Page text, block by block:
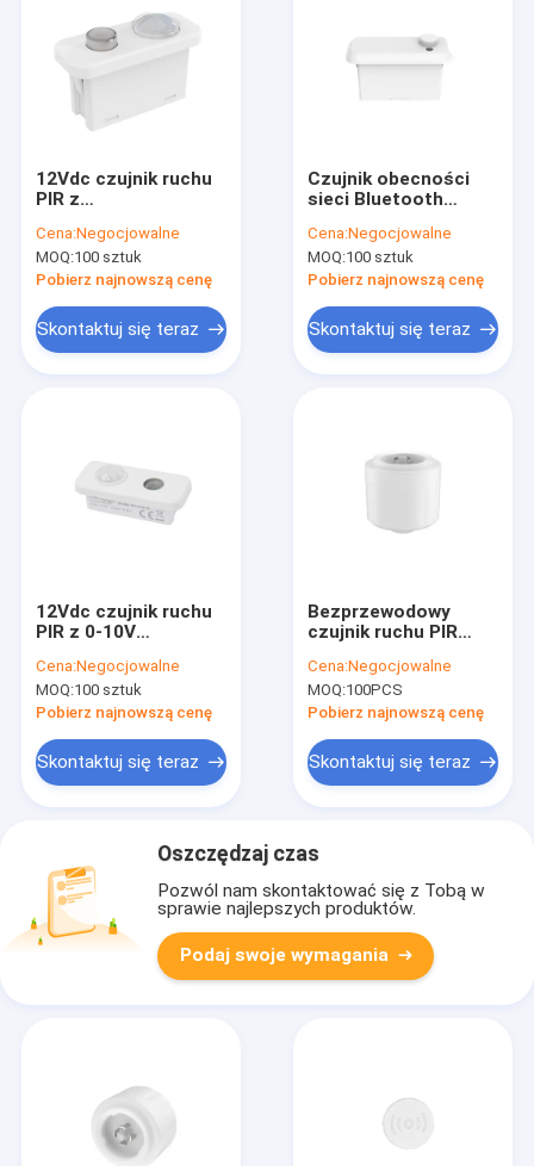
12Vdc czujnik ruchu
PIR z
PWM dla światła
panela, funkcja
priorytetu światła
Cena:Negocjowalne
MOQ:100 sztuk
Pobierz najnowszą cenę
Skontaktuj się teraz
Czujnik obecności
sieci Bluetooth
oświetlenia
panelowego, maks.
instalacja 4m
Cena:Negocjowalne
MOQ:100 sztuk
Pobierz najnowszą cenę
Skontaktuj się teraz
12Vdc czujnik ruchu
PIR z 0-10V
światła panela,
funkcja priorytetu
światła dziennego
Cena:Negocjowalne
MOQ:100 sztuk
Pobierz najnowszą cenę
Skontaktuj się teraz
Bezprzewodowy
czujnik ruchu PIR
dostępna funkcja
zbierania światła
dziennego, maks.
Cena:Negocjowalne
MOQ:100PCS
Pobierz najnowszą cenę
Skontaktuj się teraz
Oszczędzaj czas
Pozwól nam skontaktować się z Tobą w
sprawie najlepszych produktów.
Podaj swoje wymagania